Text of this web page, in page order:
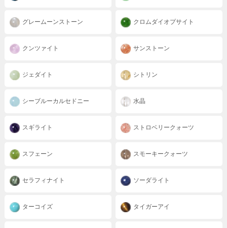
グレームーンストーン クロムダイオプサイト
クンツァイト サンストーン
ジェダイト シトリン
シーブルーカルセドニー 水晶
スギライト ストロベリークォーツ
スフェーン スモーキークォーツ
セラフィナイト ソーダライト
ターコイズ タイガーアイ